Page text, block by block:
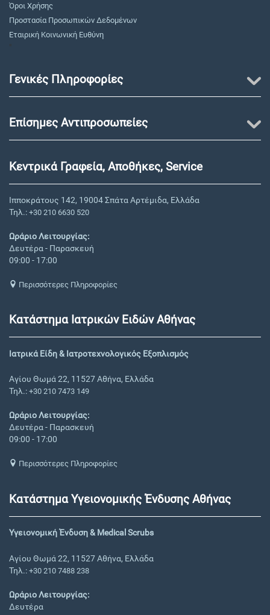
Όροι Χρήσης
Προστασία Προσωπικών Δεδομένων
Εταιρική Κοινωνική Ευθύνη
"
Γενικές Πληροφορίες
Επίσημες Αντιπροσωπείες
Κεντρικά Γραφεία, Αποθήκες, Service
Ιπποκράτους 142, 19004 Σπάτα Αρτέμιδα, Ελλάδα
Τηλ.: +30 210 6630 520
Ωράριο Λειτουργίας:
Δευτέρα - Παρασκευή
09:00 - 17:00
Περισσότερες Πληροφορίες
Κατάστημα Ιατρικών Ειδών Αθήνας
Ιατρικά Είδη & Ιατροτεχνολογικός Εξοπλισμός
Αγίου Θωμά 22, 11527 Αθήνα, Ελλάδα
Τηλ.: +30 210 7473 149
Ωράριο Λειτουργίας:
Δευτέρα - Παρασκευή
09:00 - 17:00
Περισσότερες Πληροφορίες
Κατάστημα Υγειονομικής Ένδυσης Αθήνας
Υγειονομική Ένδυση & Medical Scrubs
Αγίου Θωμά 22, 11527 Αθήνα, Ελλάδα
Τηλ.: +30 210 7488 238
Ωράριο Λειτουργίας:
Δευτέρα